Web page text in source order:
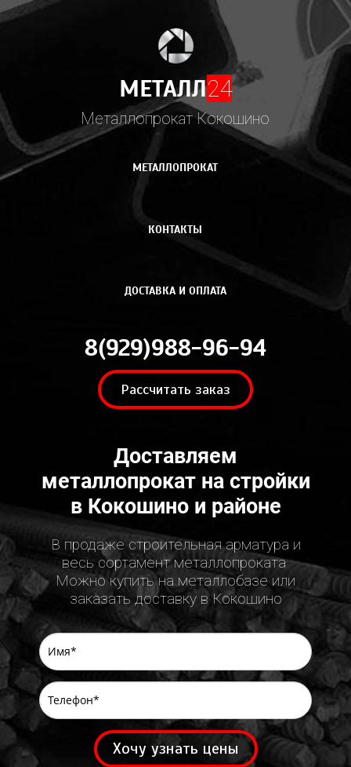
МЕТАЛЛ24
Металлопрокат Кокошино
МЕТАЛЛОПРОКАТ
КОНТАКТЫ
ДОСТАВКА И ОПЛАТА
8(929)988-96-94
Рассчитать заказ
Доставляем
металлопрокат на стройки
в Кокошино и районе
В продаже строительная арматура и
весь сортамент металлопроката
Можно купить на металлобазе или
заказать доставку в Кокошино
Хочу узнать цены